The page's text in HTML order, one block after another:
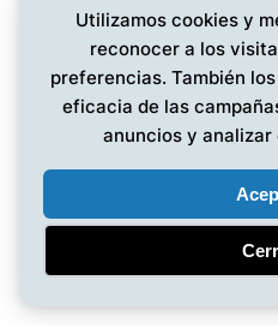
Deportes
Entretenimiento
EMPRESA
Conócenos
Política de Privacidad
Noticias MG
Utilizamos cookies y
reconocer a los
preferencias. También
eficacia de las
anuncios y